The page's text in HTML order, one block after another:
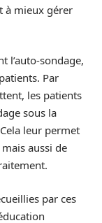
à mieux gérer
l’auto-sondage,
Par
les patients
sous la
leur permet
aussi de
par ces